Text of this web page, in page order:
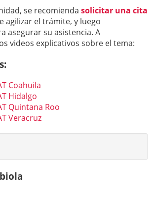
se recomienda solicitar una cita
agilizar el trámite, y luego
asegurar su asistencia. A
videos explicativos sobre el tema:
Coahuila
Hidalgo
Quintana Roo
Veracruz